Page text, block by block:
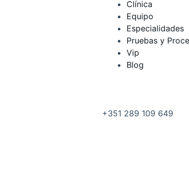
Clínica
Equipo
Especialidades
Pruebas y
Vip
Blog
+351 289 109 649